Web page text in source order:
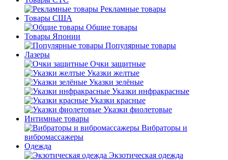
Рекламные товары
Товары США
Общие товары
Товары Японии
Популярные товары
Лазеры
Очки защитные
Указки желтые
Указки зелёные
Указки инфракрасные
Указки красные
Указки фиолетовые
Интимные товары
Вибраторы и
вибромассажеры
Одежда
Экзотическая одежда